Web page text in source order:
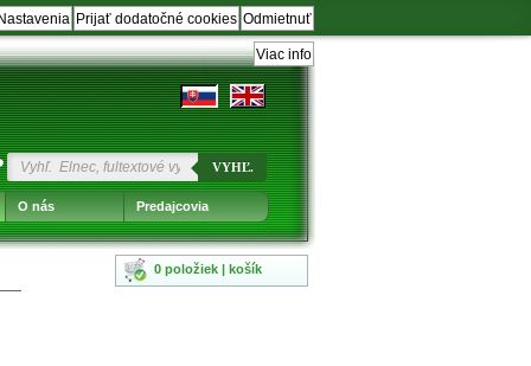
Odmietnuť
Prijať dodatočné cookies
Nastavenia
Viac info
VYHĽ.
O nás Predajcovia
0 položiek | košík